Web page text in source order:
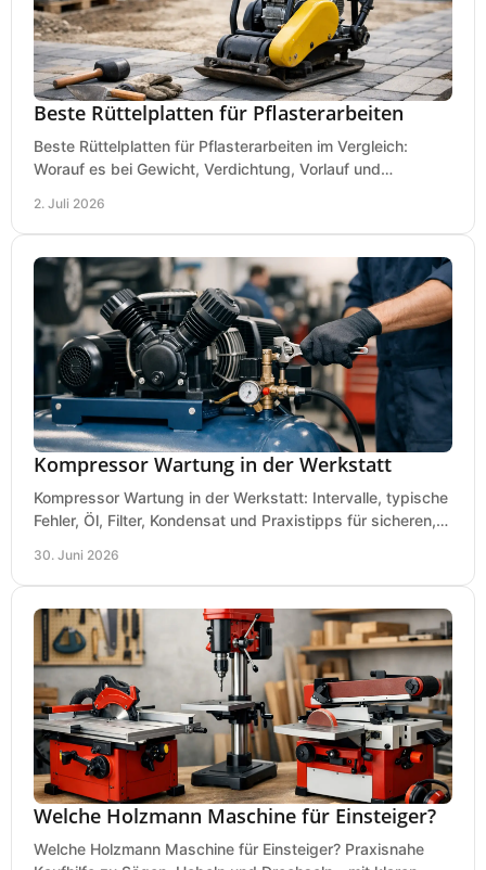
Beste Rüttelplatten für Pflasterarbeiten
Beste Rüttelplatten für Pflasterarbeiten im Vergleich:
Worauf es bei Gewicht, Verdichtung, Vorlauf und
2. Juli 2026
Kompressor Wartung in der Werkstatt
Kompressor Wartung in der Werkstatt: Intervalle, typische
Fehler, Öl, Filter, Kondensat und Praxistipps für sicheren,
30. Juni 2026
Welche Holzmann Maschine für Einsteiger?
Welche Holzmann Maschine für Einsteiger? Praxisnahe